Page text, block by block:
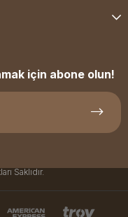
için abone olun!
Saklıdır.